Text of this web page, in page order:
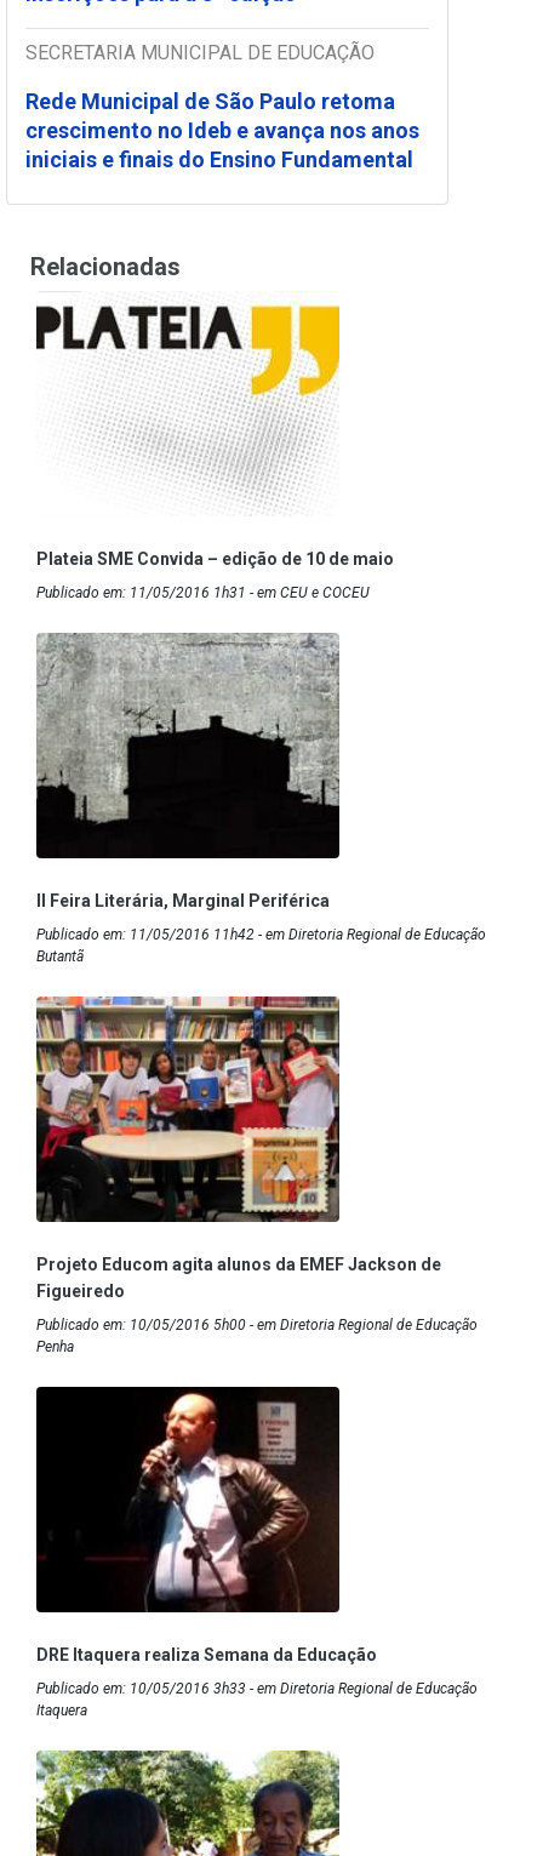
SECRETARIA MUNICIPAL DE EDUCAÇÃO
Rede Municipal de São Paulo retoma
crescimento no Ideb e avança nos anos
iniciais e finais do Ensino Fundamental
Relacionadas
Plateia SME Convida – edição de 10 de maio
Publicado em: 11/05/2016 1h31 - em CEU e COCEU
II Feira Literária, Marginal Periférica
Publicado em: 11/05/2016 11h42 - em Diretoria Regional de Educação
Butantã
Projeto Educom agita alunos da EMEF Jackson de
Figueiredo
Publicado em: 10/05/2016 5h00 - em Diretoria Regional de Educação
Penha
DRE Itaquera realiza Semana da Educação
Publicado em: 10/05/2016 3h33 - em Diretoria Regional de Educação
Itaquera